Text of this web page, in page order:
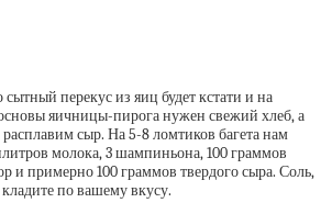
перекус из яиц будет кстати и на
яичницы-пирога нужен свежий хлеб, а
расплавим сыр. На 5-8 ломтиков багета нам
молока, 3 шампиньона, 100 граммов
и примерно 100 граммов твердого сыра. Соль,
по вашему вкусу.